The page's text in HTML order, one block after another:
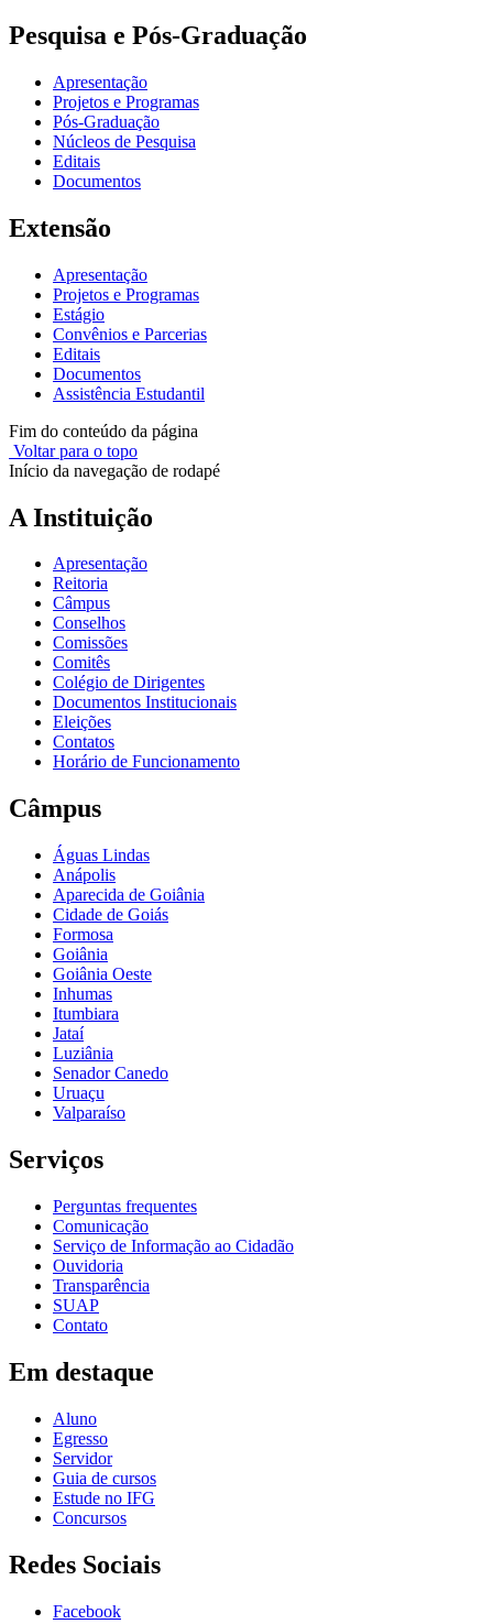
Pesquisa e Pós-Graduação
Apresentação
Projetos e Programas
Pós-Graduação
Núcleos de Pesquisa
Editais
Documentos
Extensão
Apresentação
Projetos e Programas
Estágio
Convênios e Parcerias
Editais
Documentos
Assistência Estudantil
Fim do conteúdo da página
Voltar para o topo
Início da navegação de rodapé
A Instituição
Apresentação
Reitoria
Câmpus
Conselhos
Comissões
Comitês
Colégio de Dirigentes
Documentos Institucionais
Eleições
Contatos
Horário de Funcionamento
Câmpus
Águas Lindas
Anápolis
Aparecida de Goiânia
Cidade de Goiás
Formosa
Goiânia
Goiânia Oeste
Inhumas
Itumbiara
Jataí
Luziânia
Senador Canedo
Uruaçu
Valparaíso
Serviços
Perguntas frequentes
Comunicação
Serviço de Informação ao Cidadão
Ouvidoria
Transparência
SUAP
Contato
Em destaque
Aluno
Egresso
Servidor
Guia de cursos
Estude no IFG
Concursos
Redes Sociais
Facebook